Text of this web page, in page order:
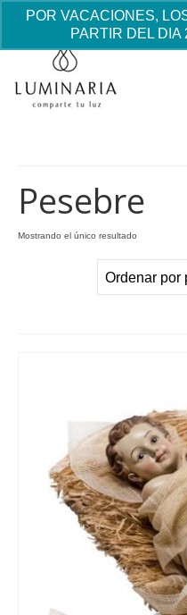
POR VACACIONES,
PARTIR DEL DIA
Pesebre
Mostrando el único resultado
23.03